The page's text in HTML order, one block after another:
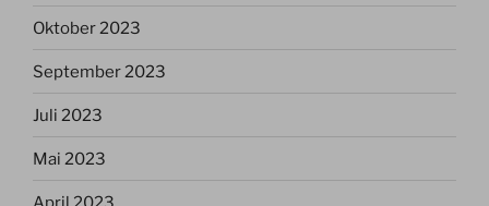
Oktober 2023
September 2023
Juli 2023
Mai 2023